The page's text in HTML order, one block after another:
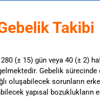
Takibi
(± 15) gün veya 40 (± 2)
Gebelik
oluşabilecek sorunların
yapısal